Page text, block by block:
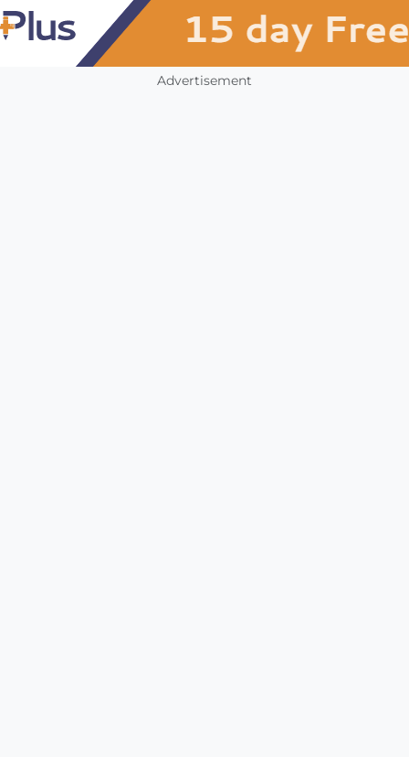
Advertisement